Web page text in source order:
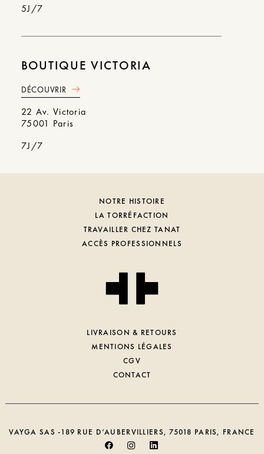
5J/7
BOUTIQUE VICTORIA
DÉCOUVRIR
22 Av. Victoria
75001 Paris
7J/7
NOTRE HISTOIRE
LA TORRÉFACTION
TRAVAILLER CHEZ TANAT
ACCÈS PROFESSIONNELS
LIVRAISON & RETOURS
MENTIONS LÉGALES
CGV
CONTACT
VAYGA SAS -189 RUE D’AUBERVILLIERS, 75018 PARIS, FRANCE